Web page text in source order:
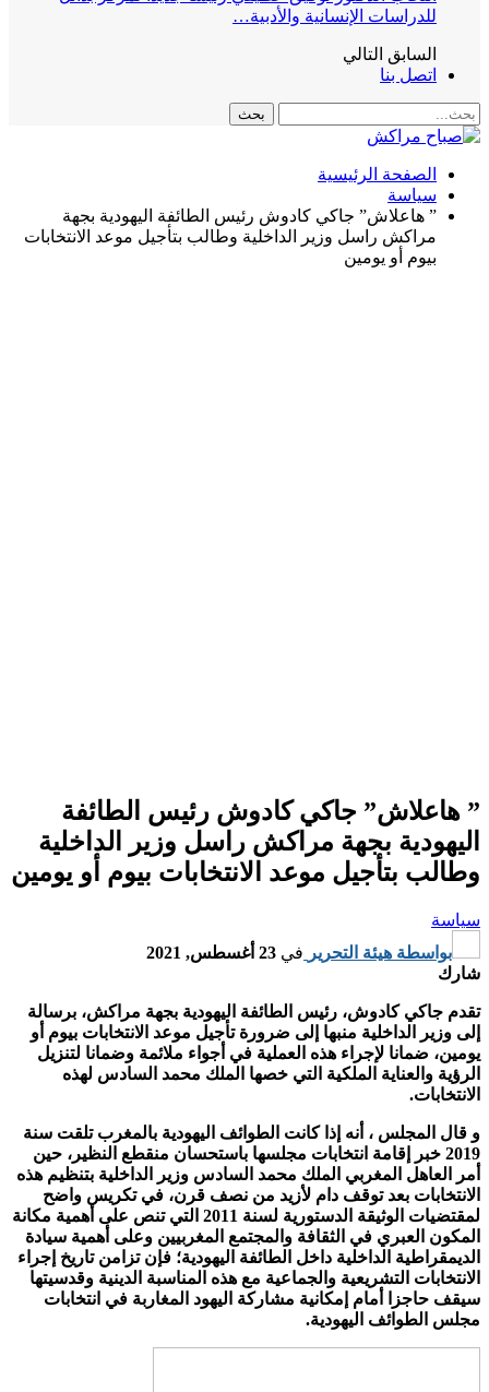
للدراسات الإنسانية والأدبية…
السابق التالي
اتصل بنا
الصفحة الرئيسية
سياسة
” هاعلاش” جاكي كادوش رئيس الطائفة اليهودية بجهة
مراكش راسل وزير الداخلية وطالب بتأجيل موعد الانتخابات
بيوم أو يومين
” هاعلاش” جاكي كادوش رئيس الطائفة
اليهودية بجهة مراكش راسل وزير الداخلية
وطالب بتأجيل موعد الانتخابات بيوم أو يومين
سياسة
بواسطة هيئة التحرير في 23 أغسطس, 2021
شارك
تقدم جاكي كادوش، رئيس الطائفة اليهودية بجهة مراكش، برسالة
إلى وزير الداخلية منبها إلى ضرورة تأجيل موعد الانتخابات بيوم أو
يومين، ضمانا لإجراء هذه العملية في أجواء ملائمة وضمانا لتنزيل
الرؤية والعناية الملكية التي خصها الملك محمد السادس لهذه
الانتخابات.
و قال المجلس ، أنه إذا كانت الطوائف اليهودية بالمغرب تلقت سنة
2019 خبر إقامة انتخابات مجلسها باستحسان منقطع النظير، حين
أمر العاهل المغربي الملك محمد السادس وزير الداخلية بتنظيم هذه
الانتخابات بعد توقف دام لأزيد من نصف قرن، في تكريس واضح
لمقتضيات الوثيقة الدستورية لسنة 2011 التي تنص على أهمية مكانة
المكون العبري في الثقافة والمجتمع المغربيين وعلى أهمية سيادة
الديمقراطية الداخلية داخل الطائفة اليهودية؛ فإن تزامن تاريخ إجراء
الانتخابات التشريعية والجماعية مع هذه المناسبة الدينية وقدسيتها
سيقف حاجزا أمام إمكانية مشاركة اليهود المغاربة في انتخابات
مجلس الطوائف اليهودية.